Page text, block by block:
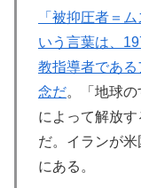
「被抑圧者＝
いう言葉は、
教指導者であ
念だ。「地球
によって解放
だ。イランが
にある。